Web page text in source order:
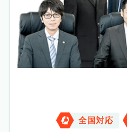
全国対応